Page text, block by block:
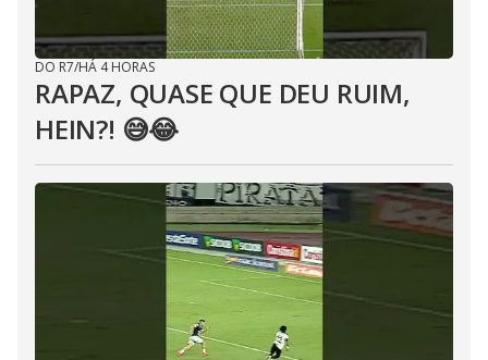
DO R7/HÁ 4 HORAS
RAPAZ, QUASE QUE DEU RUIM,
HEIN?! 😅😂⁣